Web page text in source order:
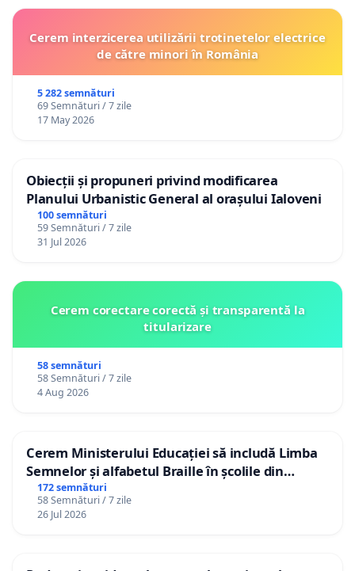
Cerem interzicerea utilizării trotinetelor electrice
de către minori în România
5 282 semnături
69 Semnături / 7 zile
17 May 2026
Obiecții și propuneri privind modificarea
Planului Urbanistic General al orașului Ialoveni
100 semnături
59 Semnături / 7 zile
31 Jul 2026
Cerem corectare corectă și transparentă la
titularizare
58 semnături
58 Semnături / 7 zile
4 Aug 2026
Cerem Ministerului Educației să includă Limba
Semnelor și alfabetul Braille în școlile din
Republica Moldova!
172 semnături
58 Semnături / 7 zile
26 Jul 2026